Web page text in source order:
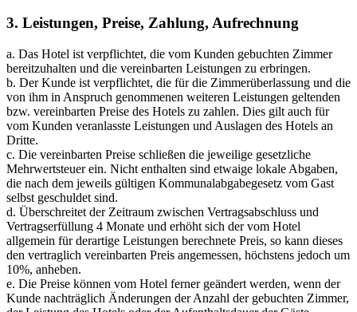
3. Leistungen, Preise, Zahlung, Aufrechnung
a. Das Hotel ist verpflichtet, die vom Kunden gebuchten Zimmer
bereitzuhalten und die vereinbarten Leistungen zu erbringen.
b. Der Kunde ist verpflichtet, die für die Zimmerüberlassung und die
von ihm in Anspruch genommenen weiteren Leistungen geltenden
bzw. vereinbarten Preise des Hotels zu zahlen. Dies gilt auch für
vom Kunden veranlasste Leistungen und Auslagen des Hotels an
Dritte.
c. Die vereinbarten Preise schließen die jeweilige gesetzliche
Mehrwertsteuer ein. Nicht enthalten sind etwaige lokale Abgaben,
die nach dem jeweils gültigen Kommunalabgabegesetz vom Gast
selbst geschuldet sind.
d. Überschreitet der Zeitraum zwischen Vertragsabschluss und
Vertragserfüllung 4 Monate und erhöht sich der vom Hotel
allgemein für derartige Leistungen berechnete Preis, so kann dieses
den vertraglich vereinbarten Preis angemessen, höchstens jedoch um
10%, anheben.
e. Die Preise können vom Hotel ferner geändert werden, wenn der
Kunde nachträglich Änderungen der Anzahl der gebuchten Zimmer,